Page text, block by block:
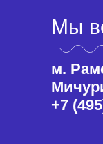
Мы
м.
+7